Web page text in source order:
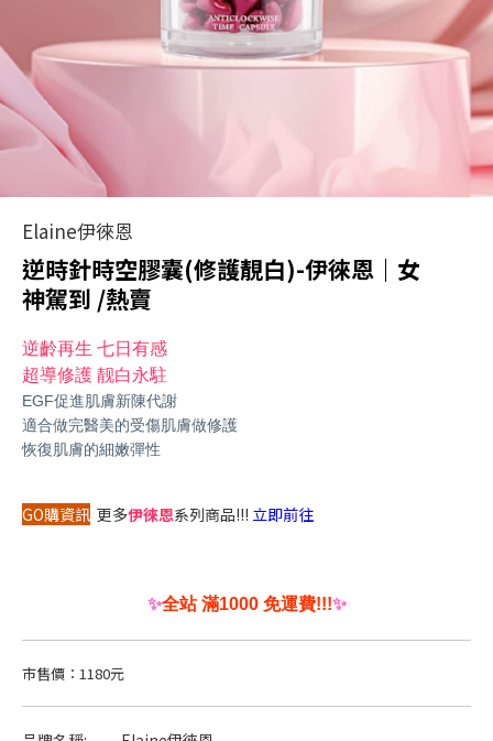
Elaine伊徠恩
逆時針時空膠囊(修護靚白)-伊徠恩｜女
神駕到 /熱賣
逆齡再生 七日有感
超導修護 靓白永駐
EGF促進肌膚新陳代謝
適合做完醫美的受傷肌膚做修護
恢復肌膚的細嫩彈性
GO購資訊 更多伊徠恩系列商品!!! 立即前往
✨全站 滿1000 免運費!!!✨
市售價：1180元